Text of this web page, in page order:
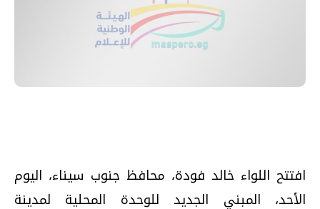
افتتح اللواء خالد فودة، محافظ جنوب سيناء، اليوم
الأحد، المبني الجديد للوحدة المحلية لمدينة